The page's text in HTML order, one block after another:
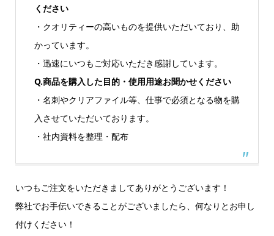
ください
・クオリティーの高いものを提供いただいており、助
かっています。
・迅速にいつもご対応いただき感謝しています。
Q.商品を購入した目的・使用用途お聞かせください
・名刺やクリアファイル等、仕事で必須となる物を購
入させていただいております。
・社内資料を整理・配布
いつもご注文をいただきましてありがとうございます！
弊社でお手伝いできることがございましたら、何なりとお申し
付けください！